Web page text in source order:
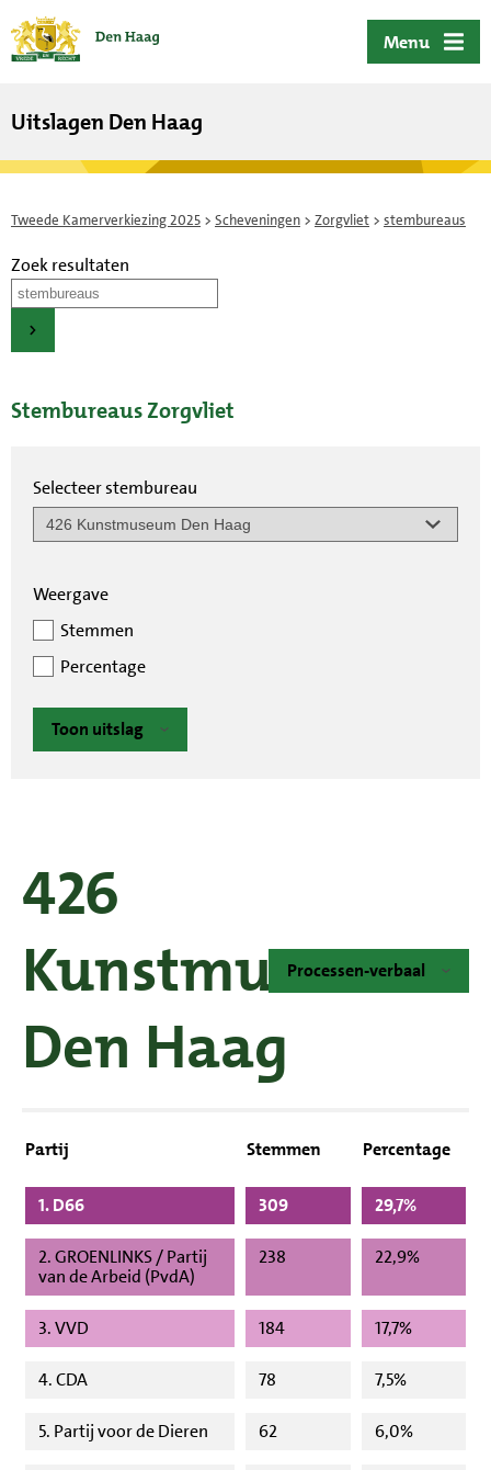
Menu
Uitslagen Den Haag
Tweede Kamerverkiezing 2025 > Scheveningen > Zorgvliet > stembureaus
Zoek resultaten
Stembureaus Zorgvliet
Selecteer stembureau
Weergave
Stemmen
Percentage
Toon uitslag
426
Kunstmuseum
Den Haag
Processen-verbaal
Partij Stemmen Percentage
1. D66 309 29,7%
2. GROENLINKS / Partij
van de Arbeid (PvdA)
238 22,9%
3. VVD 184 17,7%
4. CDA 78 7,5%
5. Partij voor de Dieren 62 6,0%